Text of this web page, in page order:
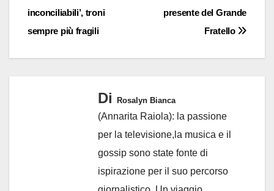
presente del Grande
Fratello
inconciliabili’, troni
sempre più fragili
Di Rosalyn Bianca
(Annarita Raiola): la passione
per la televisione,la musica e il
gossip sono state fonte di
ispirazione per il suo percorso